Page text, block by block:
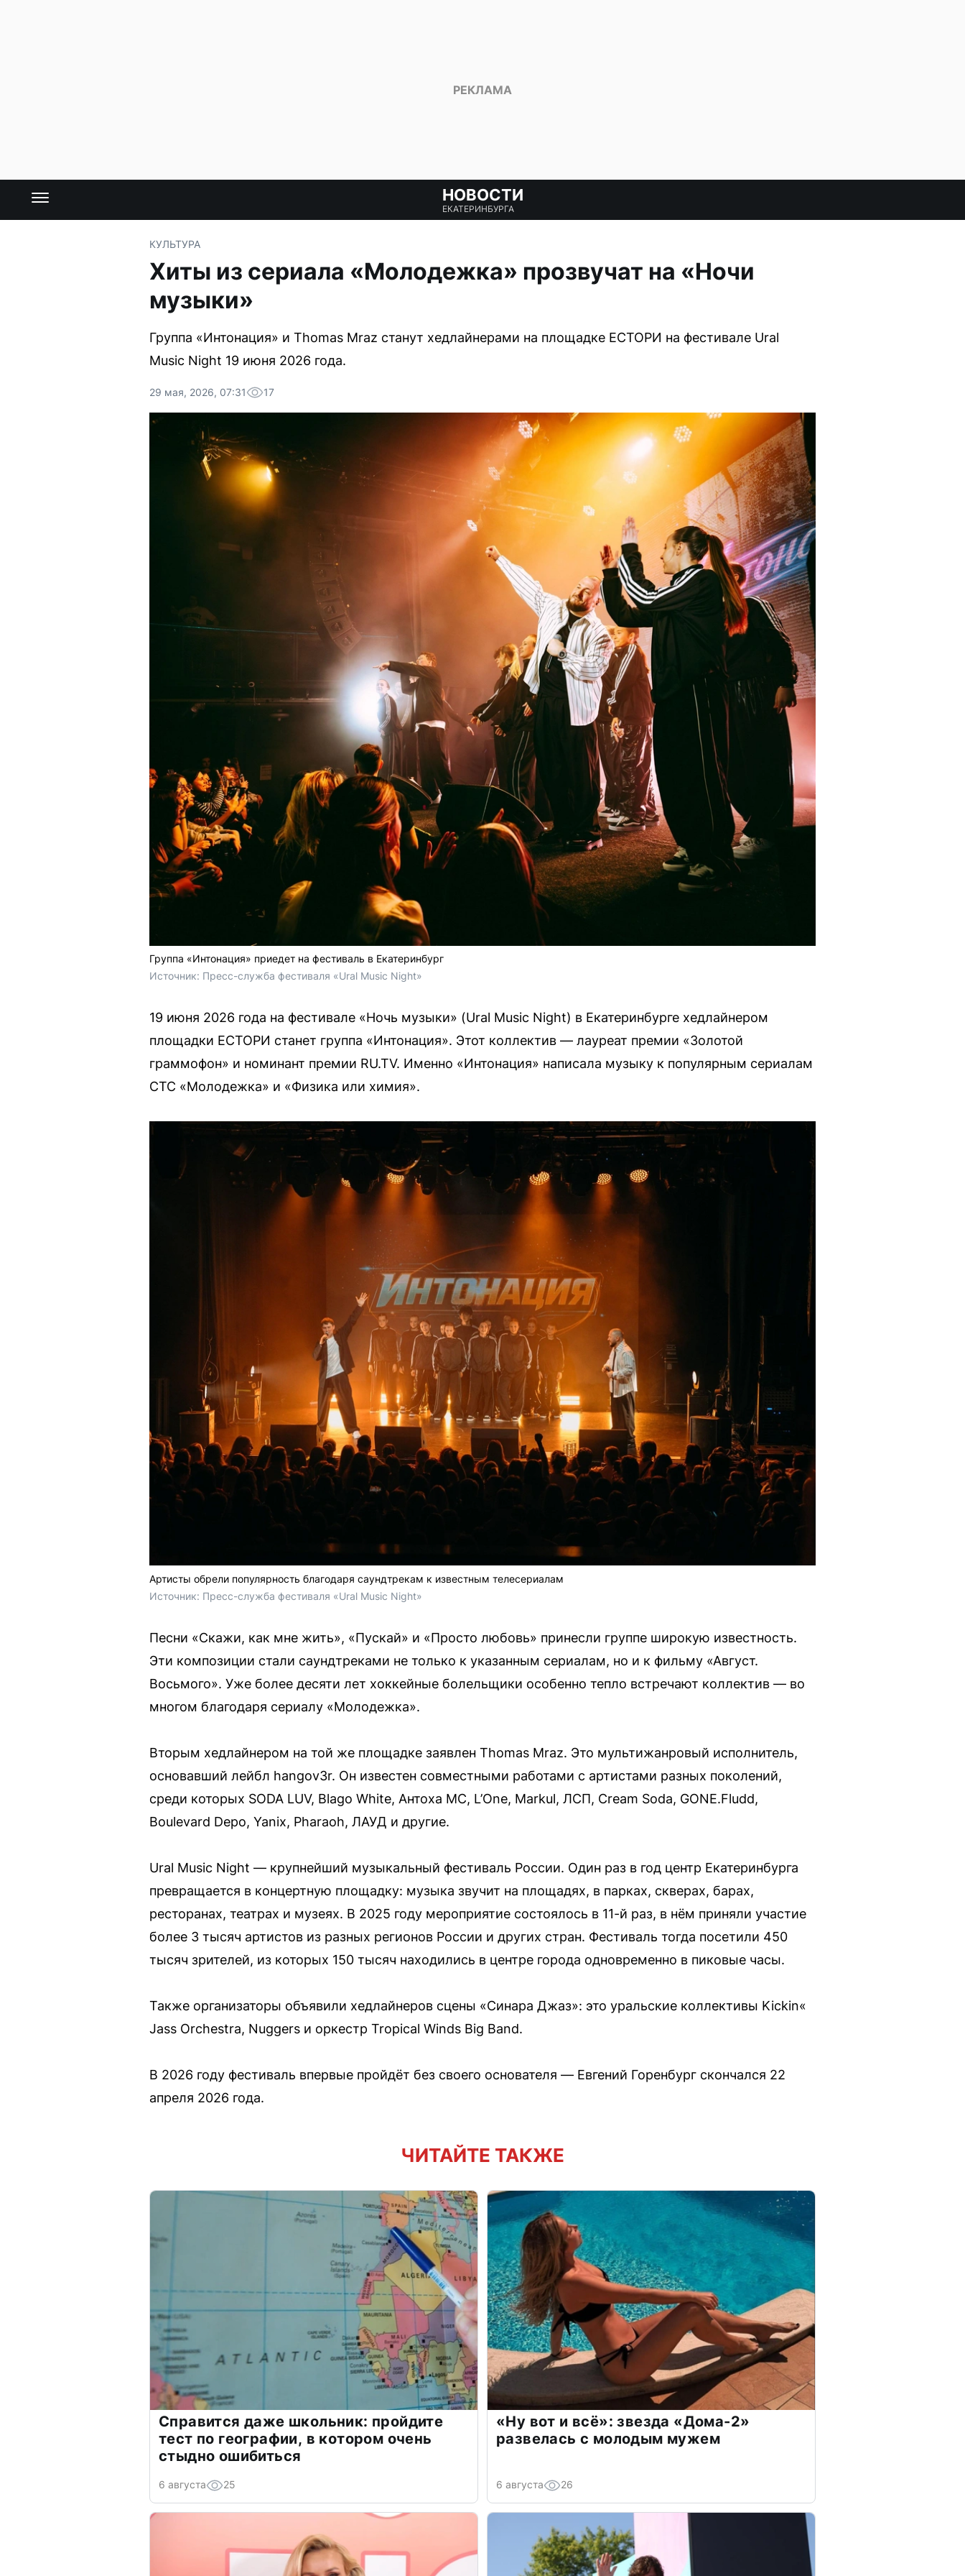
НОВОСТИ
ЕКАТЕРИНБУРГА
КУЛЬТУРА
Хиты из сериала «Молодежка» прозвучат на «Ночи
музыки»
Группа «Интонация» и Thomas Mraz станут хедлайнерами на площадке ЕСТОРИ на фестивале Ural
Music Night 19 июня 2026 года.
29 мая, 2026, 07:31 17
Группа «Интонация» приедет на фестиваль в Екатеринбург
Источник: Пресс-служба фестиваля «Ural Music Night»
19 июня 2026 года на фестивале «Ночь музыки» (Ural Music Night) в Екатеринбурге хедлайнером
площадки ЕСТОРИ станет группа «Интонация». Этот коллектив — лауреат премии «Золотой
граммофон» и номинант премии RU.TV. Именно «Интонация» написала музыку к популярным сериалам
СТС «Молодежка» и «Физика или химия».
Артисты обрели популярность благодаря саундтрекам к известным телесериалам
Источник: Пресс-служба фестиваля «Ural Music Night»
Песни «Скажи, как мне жить», «Пускай» и «Просто любовь» принесли группе широкую известность.
Эти композиции стали саундтреками не только к указанным сериалам, но и к фильму «Август.
Восьмого». Уже более десяти лет хоккейные болельщики особенно тепло встречают коллектив — во
многом благодаря сериалу «Молодежка».
Вторым хедлайнером на той же площадке заявлен Thomas Mraz. Это мультижанровый исполнитель,
основавший лейбл hangov3r. Он известен совместными работами с артистами разных поколений,
среди которых SODA LUV, Blago White, Антоха МС, L’One, Markul, ЛСП, Cream Soda, GONE.Fludd,
Boulevard Depo, Yanix, Pharaoh, ЛАУД и другие.
Ural Music Night — крупнейший музыкальный фестиваль России. Один раз в год центр Екатеринбурга
превращается в концертную площадку: музыка звучит на площадях, в парках, скверах, барах,
ресторанах, театрах и музеях. В 2025 году мероприятие состоялось в 11-й раз, в нём приняли участие
более 3 тысяч артистов из разных регионов России и других стран. Фестиваль тогда посетили 450
тысяч зрителей, из которых 150 тысяч находились в центре города одновременно в пиковые часы.
Также организаторы объявили хедлайнеров сцены «Синара Джаз»: это уральские коллективы Kickin«
Jass Orchestra, Nuggers и оркестр Tropical Winds Big Band.
В 2026 году фестиваль впервые пройдёт без своего основателя — Евгений Горенбург скончался 22
апреля 2026 года.
ЧИТАЙТЕ ТАКЖЕ
Справится даже школьник: пройдите
тест по географии, в котором очень
стыдно ошибиться
6 августа 25
«Ну вот и всё»: звезда «Дома-2»
развелась с молодым мужем
6 августа 26